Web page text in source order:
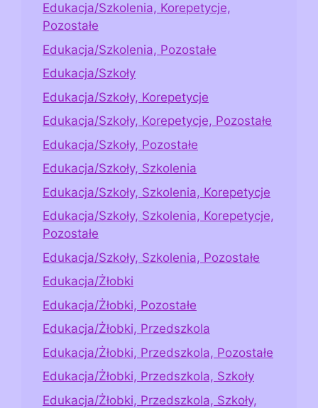
Edukacja/Szkolenia, Korepetycje,
Pozostałe
Edukacja/Szkolenia, Pozostałe
Edukacja/Szkoły
Edukacja/Szkoły, Korepetycje
Edukacja/Szkoły, Korepetycje, Pozostałe
Edukacja/Szkoły, Pozostałe
Edukacja/Szkoły, Szkolenia
Edukacja/Szkoły, Szkolenia, Korepetycje
Edukacja/Szkoły, Szkolenia, Korepetycje,
Pozostałe
Edukacja/Szkoły, Szkolenia, Pozostałe
Edukacja/Żłobki
Edukacja/Żłobki, Pozostałe
Edukacja/Żłobki, Przedszkola
Edukacja/Żłobki, Przedszkola, Pozostałe
Edukacja/Żłobki, Przedszkola, Szkoły
Edukacja/Żłobki, Przedszkola, Szkoły,